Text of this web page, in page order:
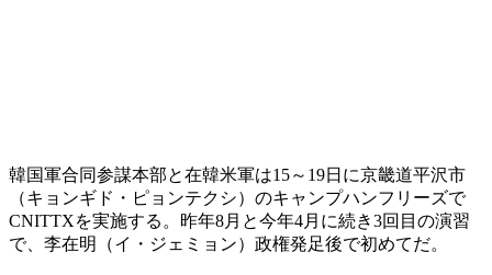
韓国軍合同参謀本部と在韓米軍は15～19日に京畿道平沢市
（キョンギド・ピョンテクシ）のキャンプハンフリーズで
CNITTXを実施する。昨年8月と今年4月に続き3回目の演習
で、李在明（イ・ジェミョン）政権発足後で初めてだ。